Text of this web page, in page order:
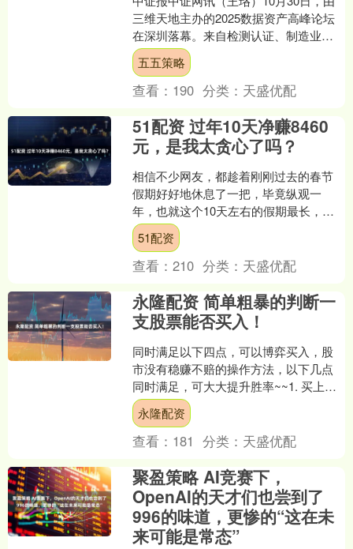
三维天地主办的2025数据资产高峰论坛
在深圳落幕。来自检测认证、制造业、
能源化工、生物医药与医疗健康、物
流、新材料、工程建....
五五策略
查看： 190 分类： 天盛优配
51配资 过年10天净赚8460
元，是我太贪心了吗？
相信不少网友，都趁着刚刚过去的春节
假期好好地休息了一把，毕竟纵观一
年，也就这个10天左右的假期最长，让
大家不仅能够走亲访友，还能好好地休
养生息，解除劳累了一整年....
51配资
查看：210 分类： 天盛优配
永隆配资 简单粗暴的判断一
支股票能否买入！
同时满足以下四点，可以博弈买入，股
市没有稳赚不赔的操作方法，以下几点
同时满足，可大大提升胜率~~1. 买上涨
趋势均线系统：5日10日20日均线为多头
排列（上涨信....
永隆配资
查看： 181 分类： 天盛优配
聚盈策略 AI竞赛下，
OpenAI的天才们也尝到了
996的味道，更惨的“这在未
来可能是常态”